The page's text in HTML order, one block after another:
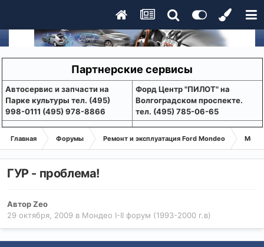
Партнерские сервисы
Aвтосервис и запчасти на
Парке культуры тел. (495)
998-0111 (495) 978-8866
Форд Центр "ПИЛОТ" на
Волгоградском проспекте.
тел. (495) 785-06-65
Главная Форумы Ремонт и эксплуатация Ford Mondeo
ГУР - проблема!
АвторZeo
29 октября, 2009 в Мондео I-II форум (1993-2000 г.в)